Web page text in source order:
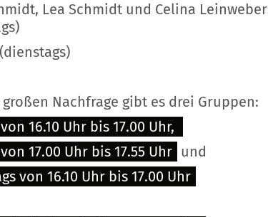
Lea Schmidt und Celina Leinweber
Nachfrage gibt es drei Gruppen:
16.10 Uhr bis 17.00 Uhr,
17.00 Uhr bis 17.55 Uhr und
von 16.10 Uhr bis 17.00 Uhr